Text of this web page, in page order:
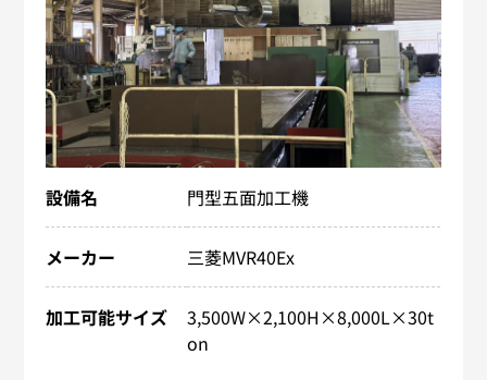
設備名 門型五面加工機
メーカー 三菱MVR40Ex
加工可能サイズ
3,500W×2,100H×8,000​L×30t
on